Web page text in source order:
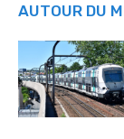
AUTOUR DU